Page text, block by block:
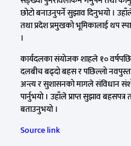
छोटो बनाउनुपर्ने सुझाव दिनुभयो ।
तथा प्रदेश प्रमुखको भूमिकालाई थप
।
कार्यदलका संयोजक शाहले १०
दलबीच बढ्दो बहस र पछिल्लो
अन्त्य र सुशासनको मागले संविधान
पार्नुभयो । उहाँले प्राप्त सुझाव
बताउनुभयो ।
Source link